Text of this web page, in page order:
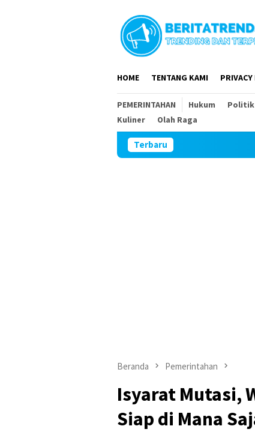
HOME TENTANG KAMI
PEMERINTAHAN Hukum Politik
Kuliner
Olah Raga
Terbaru
Beranda Pemerintahan
Isyarat Mutasi,
Siap di Mana